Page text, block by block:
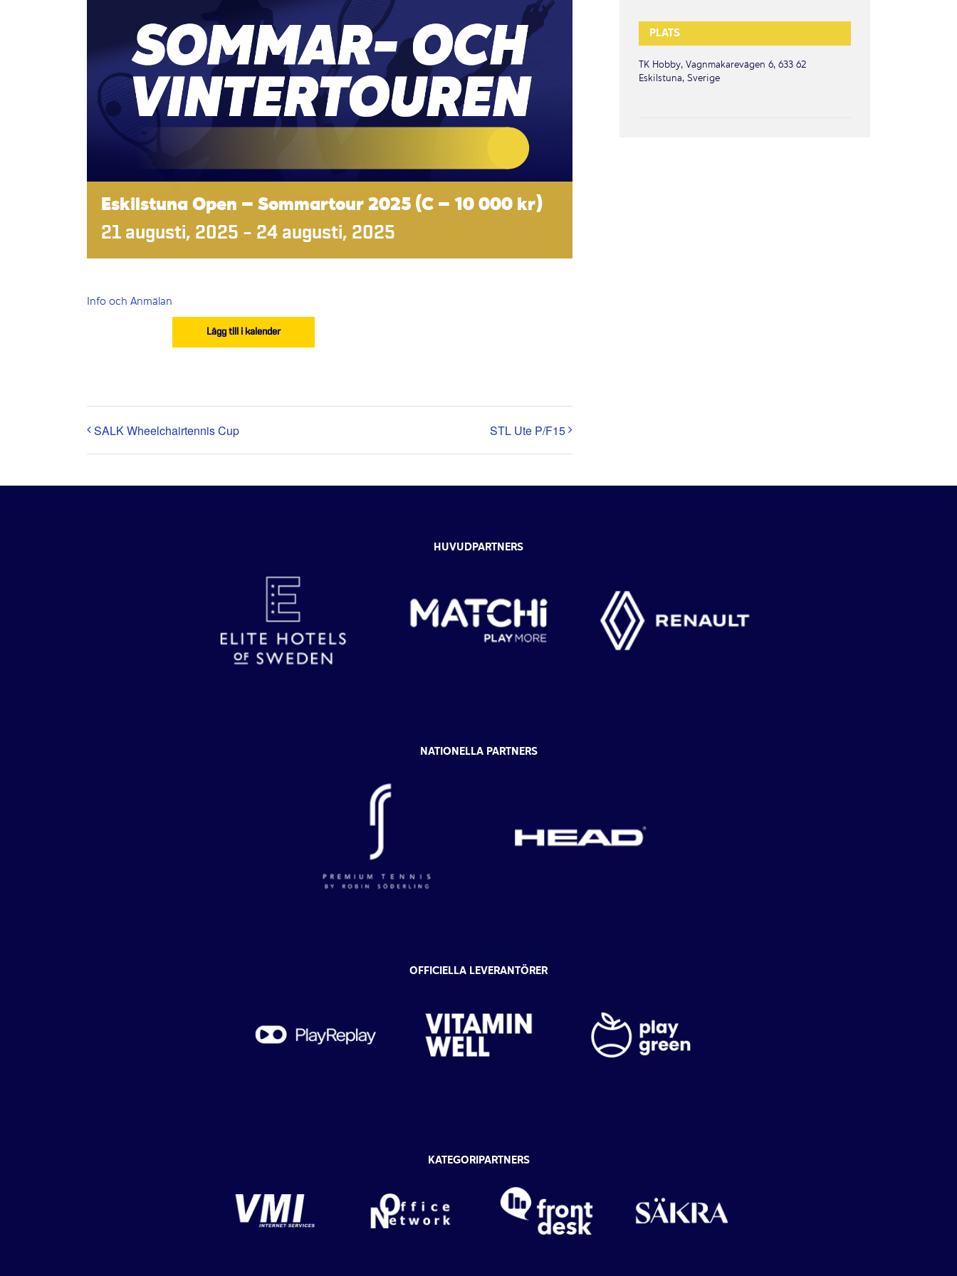
Eskilstuna Open – Sommartour 2025 (C – 10 000 kr)
21 augusti, 2025 – 24 augusti, 2025
Info och Anmälan
Lägg till i kalender
SALK Wheelchairtennis Cup STL Ute P/F15
PLATS
TK Hobby, Vagnmakarevägen 6, 633 62
Eskilstuna, Sverige
HUVUDPARTNERS
NATIONELLA PARTNERS
OFFICIELLA LEVERANTÖRER
KATEGORIPARTNERS